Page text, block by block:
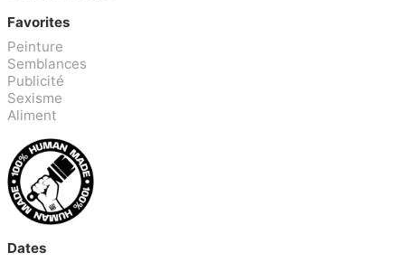
Favorites
Peinture
Semblances
Publicité
Sexisme
Aliment
Dates